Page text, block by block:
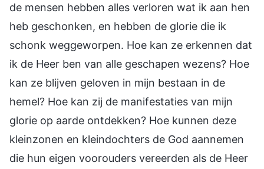
de mensen hebben alles verloren wat ik aan hen
heb geschonken, en hebben de glorie die ik
schonk weggeworpen. Hoe kan ze erkennen dat
ik de Heer ben van alle geschapen wezens? Hoe
kan ze blijven geloven in mijn bestaan in de
hemel? Hoe kan zij de manifestaties van mijn
glorie op aarde ontdekken? Hoe kunnen deze
kleinzonen en kleindochters de God aannemen
die hun eigen voorouders vereerden als de Heer